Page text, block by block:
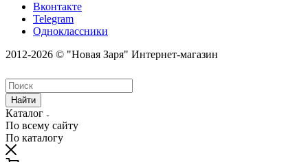
Вконтакте
Telegram
Одноклассники
2012-2026 © "Новая Заря" Интернет-магазин
Найти
Каталог
По всему сайту
По каталогу